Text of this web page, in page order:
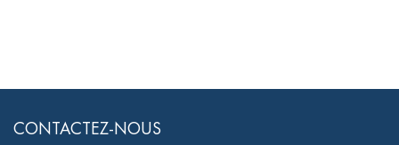
CONTACTEZ-NOUS